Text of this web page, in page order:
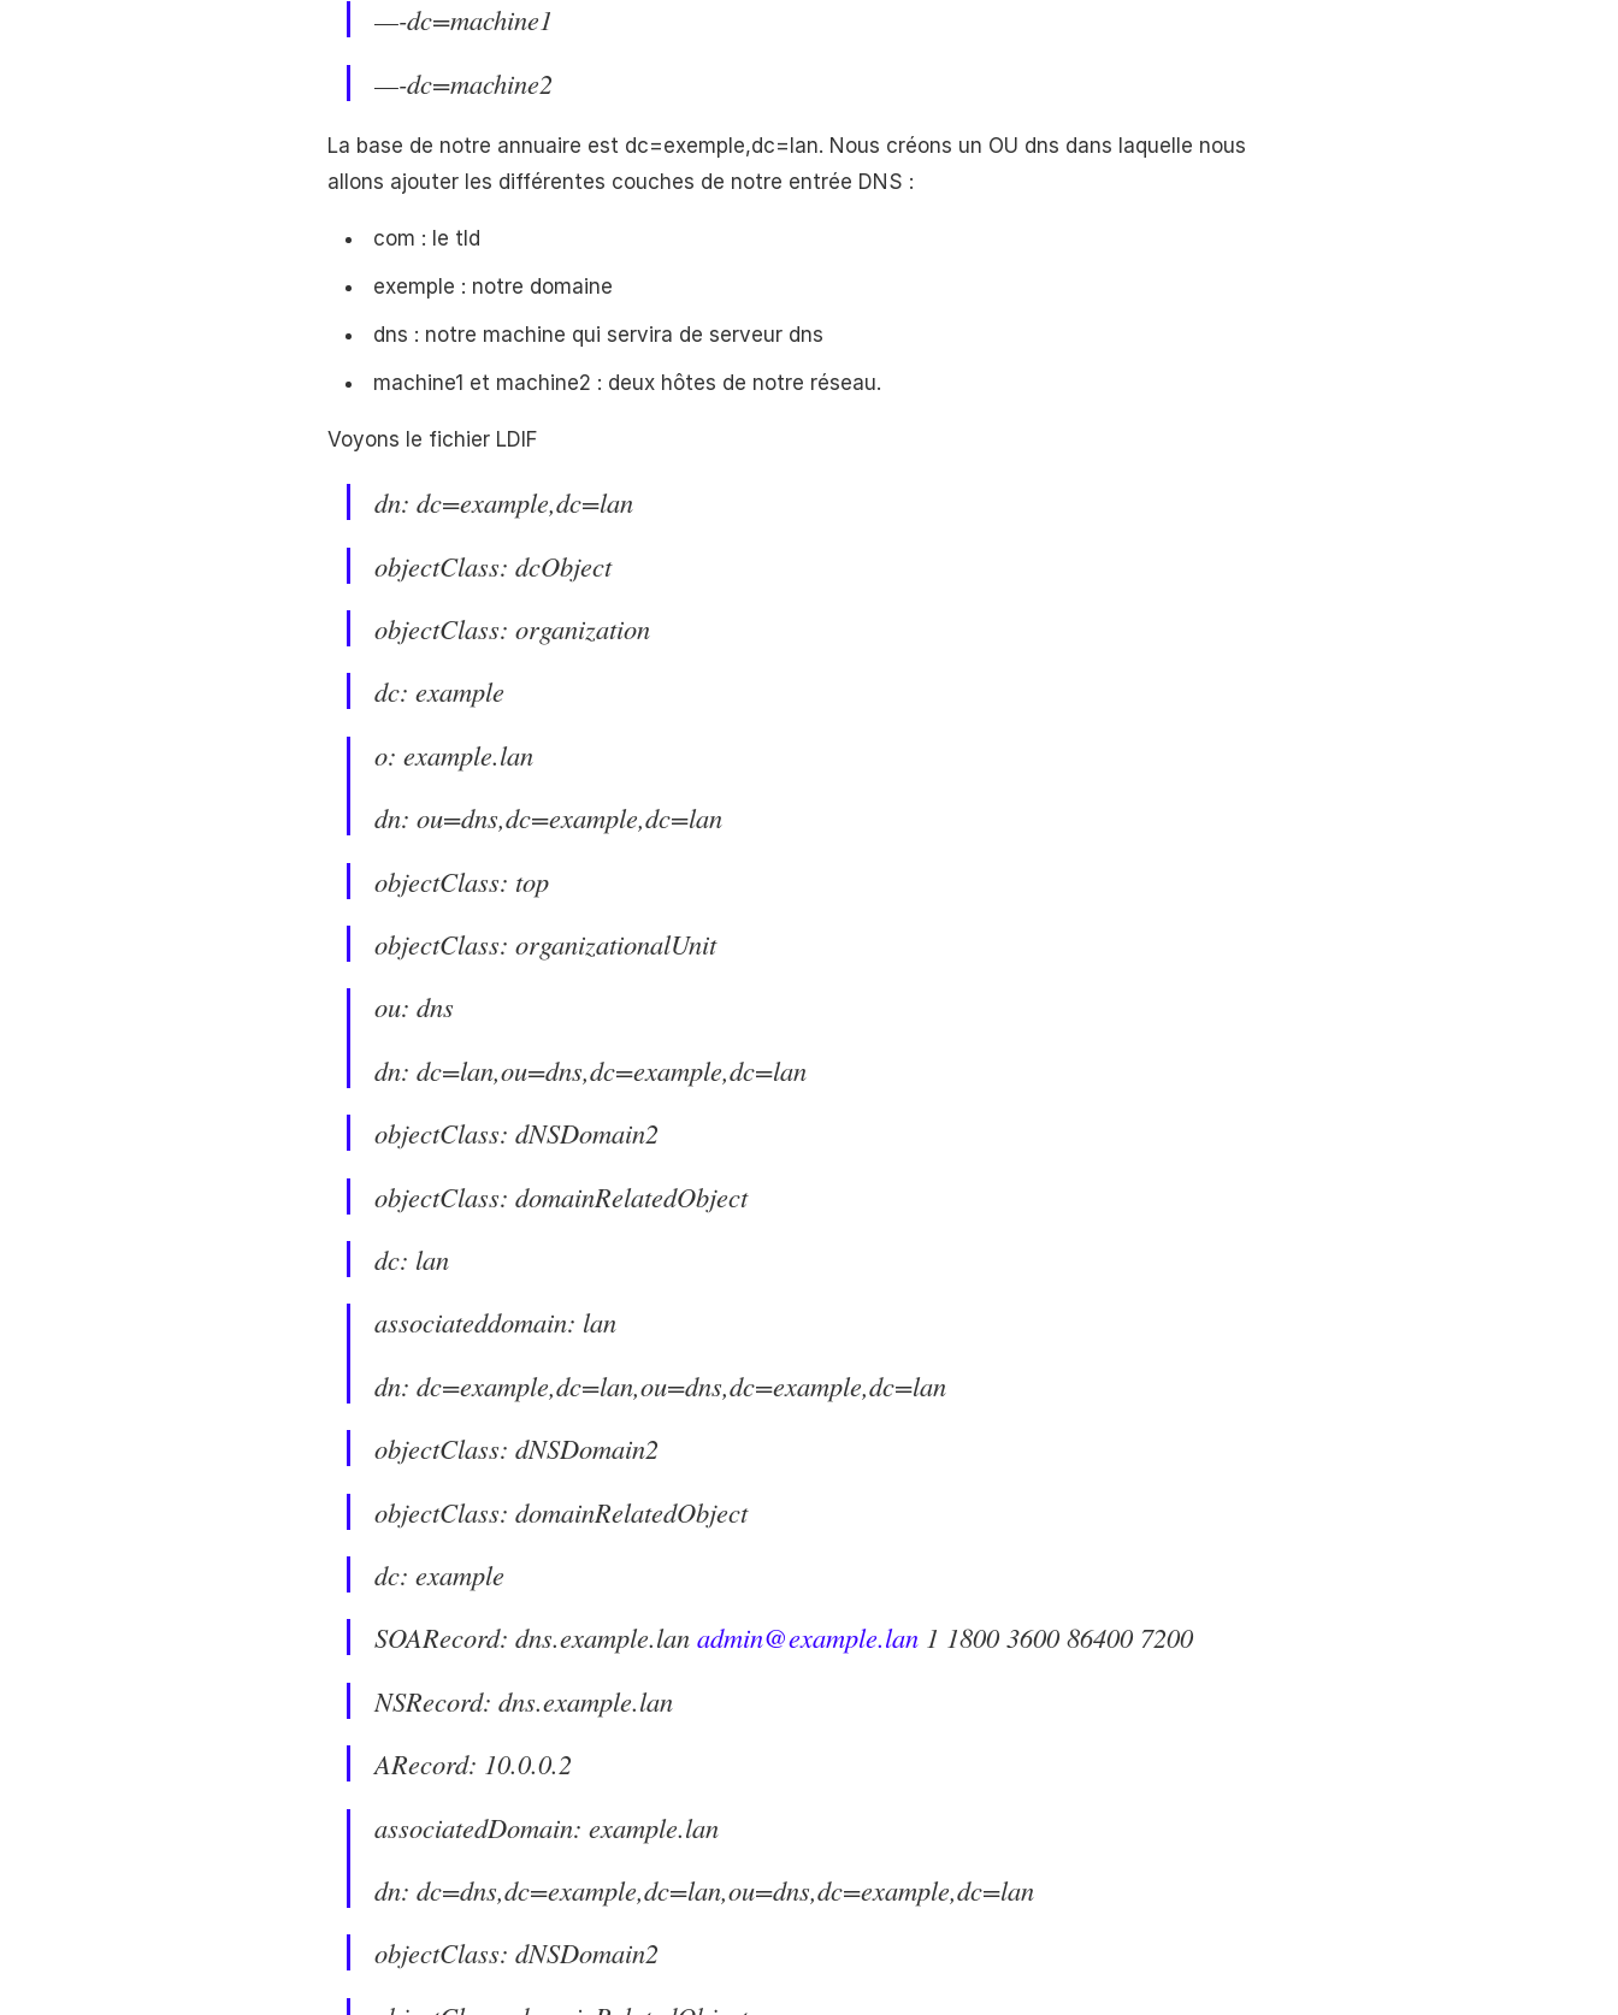
—-dc=machine1
—-dc=machine2
La base de notre annuaire est dc=exemple,dc=lan. Nous créons un OU dns dans laquelle nous
allons ajouter les différentes couches de notre entrée DNS :
com : le tld
exemple : notre domaine
dns : notre machine qui servira de serveur dns
machine1 et machine2 : deux hôtes de notre réseau.
Voyons le fichier LDIF
dn: dc=example,dc=lan
objectClass: dcObject
objectClass: organization
dc: example
o: example.lan
dn: ou=dns,dc=example,dc=lan
objectClass: top
objectClass: organizationalUnit
ou: dns
dn: dc=lan,ou=dns,dc=example,dc=lan
objectClass: dNSDomain2
objectClass: domainRelatedObject
dc: lan
associateddomain: lan
dn: dc=example,dc=lan,ou=dns,dc=example,dc=lan
objectClass: dNSDomain2
objectClass: domainRelatedObject
dc: example
SOARecord: dns.example.lan admin@example.lan 1 1800 3600 86400 7200
NSRecord: dns.example.lan
ARecord: 10.0.0.2
associatedDomain: example.lan
dn: dc=dns,dc=example,dc=lan,ou=dns,dc=example,dc=lan
objectClass: dNSDomain2